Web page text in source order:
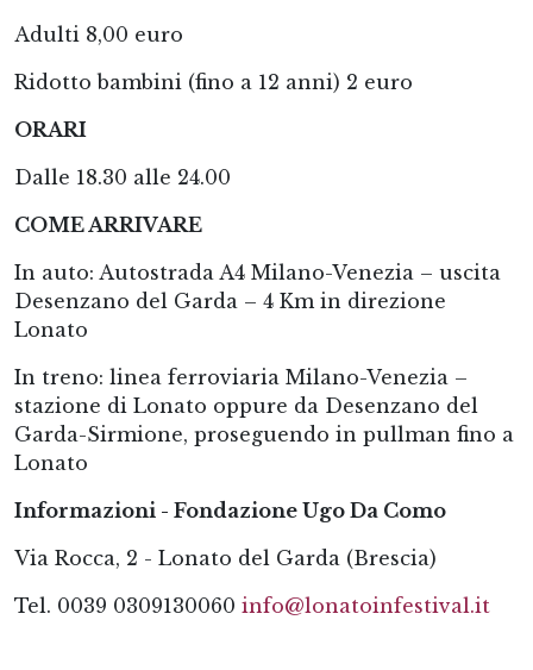
Adulti 8,00 euro
Ridotto bambini (fino a 12 anni) 2 euro
ORARI
Dalle 18.30 alle 24.00
COME ARRIVARE
In auto: Autostrada A4 Milano-Venezia – uscita
Desenzano del Garda – 4 Km in direzione
Lonato
In treno: linea ferroviaria Milano-Venezia –
stazione di Lonato oppure da Desenzano del
Garda-Sirmione, proseguendo in pullman fino a
Lonato
Informazioni - Fondazione Ugo Da Como
Via Rocca, 2 - Lonato del Garda (Brescia)
Tel. 0039 0309130060 info@lonatoinfestival.it